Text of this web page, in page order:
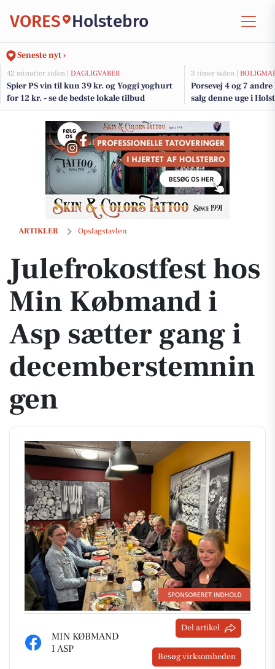
VORES Holstebro
Seneste nyt ›
42 minutter siden | DAGLIGVARER
Spier PS vin til kun 39 kr. og Yoggi yoghurt
for 12 kr. - se de bedste lokale tilbud
3 timer siden |
Porsevej 4 og 7
salg denne uge i
her.
ARTIKLER Opslagstavlen
Julefrokostfest hos Min Købmand i Asp sætter gang i
Julefrokostfest hos
Min Købmand i
Asp sætter gang i
decemberstemnin
gen
MIN KØBMAND
I ASP
Del artikel
Besøg virksomheden